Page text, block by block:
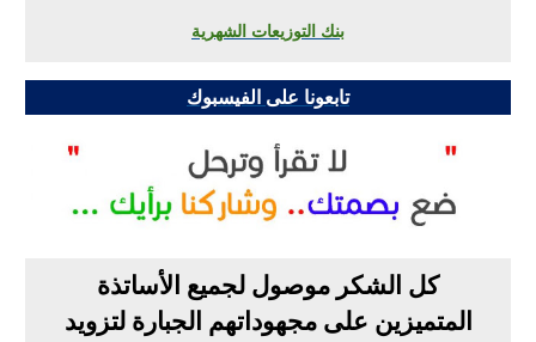
بنك التوزيعات الشهرية
تابعونا على الفيسبوك
كل الشكر موصول لجميع الأساتذة
المتميزين على مجهوداتهم الجبارة لتزويد